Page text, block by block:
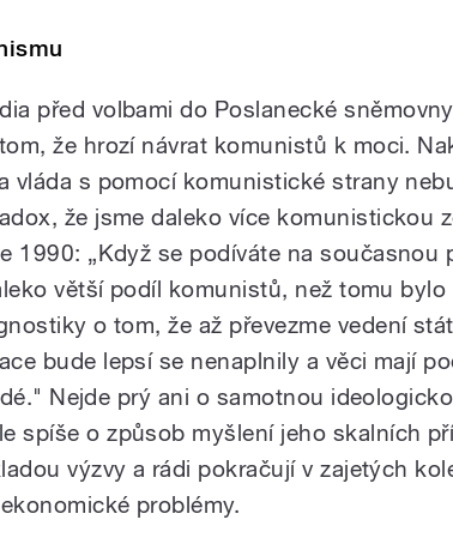
před volbami do Poslanecké
že hrozí návrat komunistů k moci.
vláda s pomocí komunistické strany
že jsme daleko více komunistickou
1990: „Když se podíváte na současnou
větší podíl komunistů, než tomu bylo
o tom, že až převezme vedení
bude lepsí se nenaplnily a věci mají
Nejde prý ani o samotnou
spíše o způsob myšlení jeho skalních
výzvy a rádi pokračují v zajetých
problémy.